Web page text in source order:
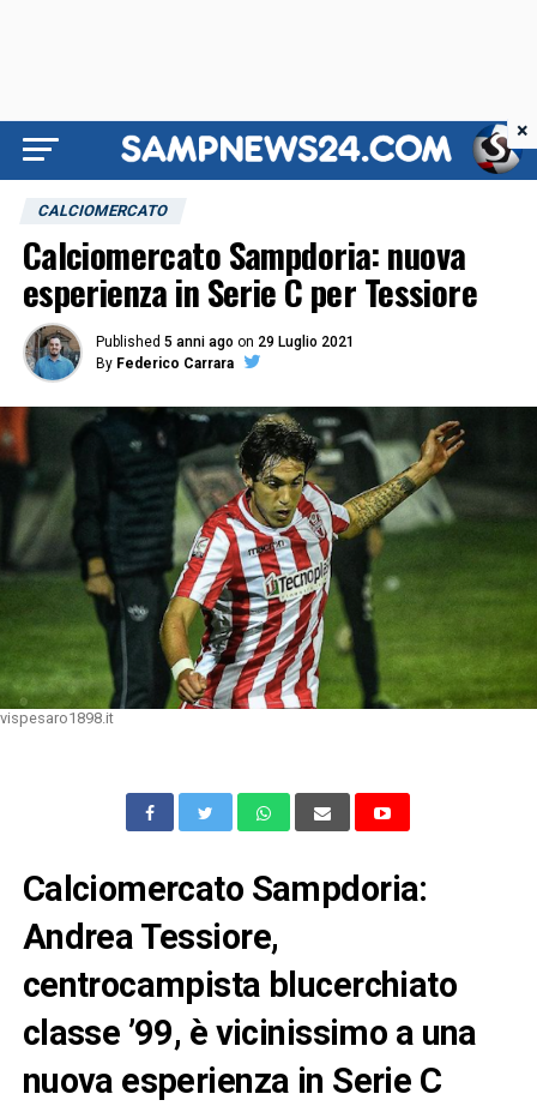
CALCIOMERCATO
Calciomercato Sampdoria: nuova
esperienza in Serie C per Tessiore
Published 5 anni ago on 29 Luglio 2021
By Federico Carrara
vispesaro1898.it
Calciomercato Sampdoria:
Andrea Tessiore,
centrocampista blucerchiato
classe ’99, è vicinissimo a una
nuova esperienza in Serie C
×